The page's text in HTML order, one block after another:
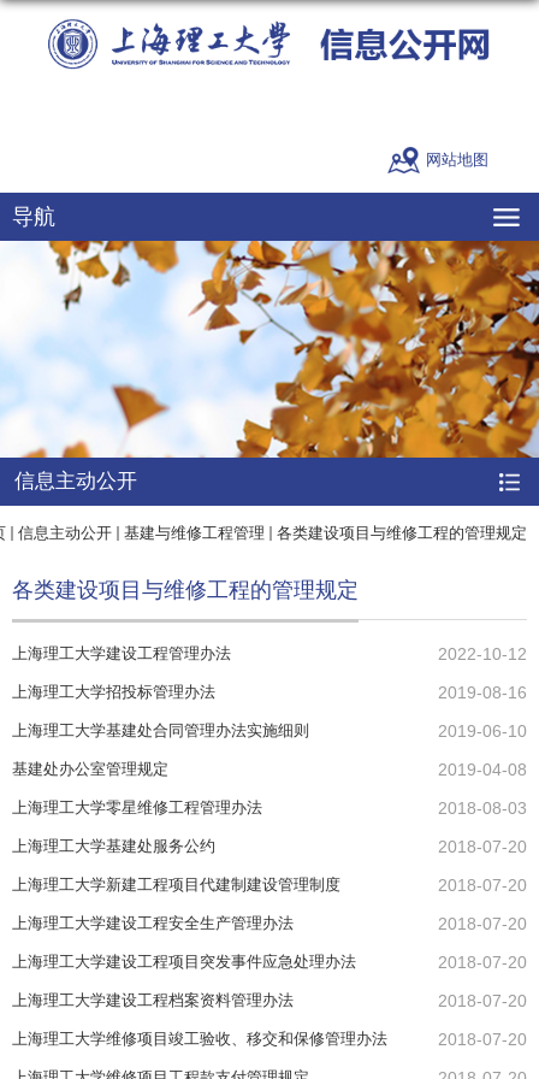
网站地图
导航
信息主动公开
信息主动公开 基建与维修工程管理 各类建设项目与维修工程的管理规定
各类建设项目与维修工程的管理规定
上海理工大学建设工程管理办法 2022-10-12
上海理工大学招投标管理办法 2019-08-16
上海理工大学基建处合同管理办法实施细则 2019-06-10
基建处办公室管理规定 2019-04-08
上海理工大学零星维修工程管理办法 2018-08-03
上海理工大学基建处服务公约 2018-07-20
上海理工大学新建工程项目代建制建设管理制度 2018-07-20
上海理工大学建设工程安全生产管理办法 2018-07-20
上海理工大学建设工程项目突发事件应急处理办法 2018-07-20
上海理工大学建设工程档案资料管理办法 2018-07-20
上海理工大学维修项目竣工验收、移交和保修管理办法 2018-07-20